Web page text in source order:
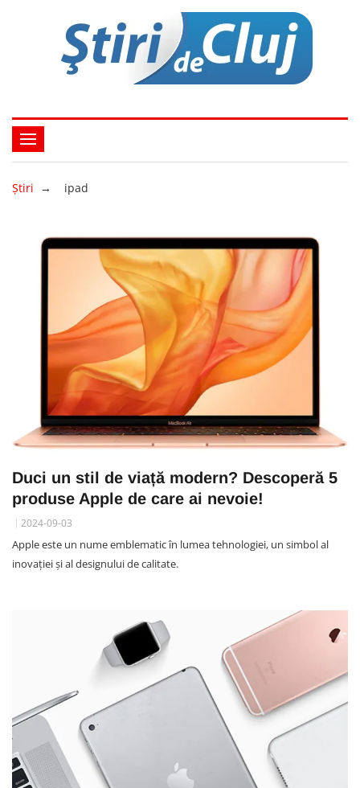
Ştiri → ipad
Duci un stil de viață modern? Descoperă 5
produse Apple de care ai nevoie!
2024-09-03
Apple este un nume emblematic în lumea tehnologiei, un simbol al
inovației și al designului de calitate.